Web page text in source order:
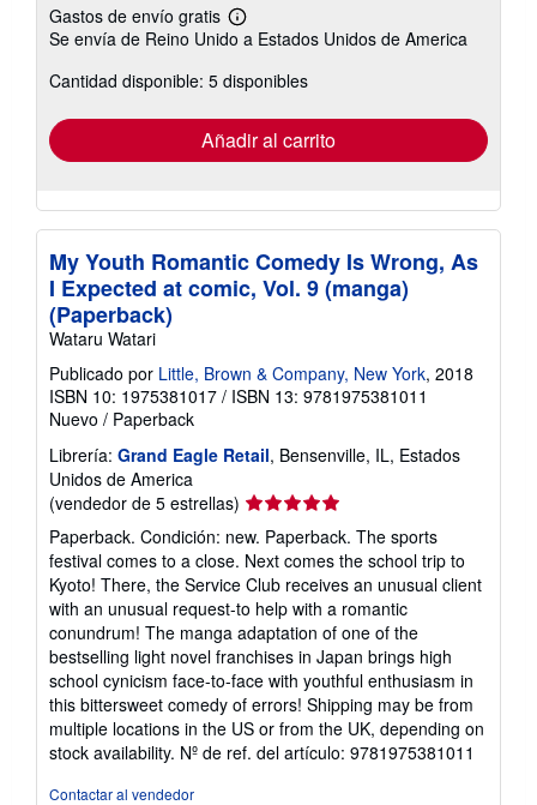
Gastos de envío gratis
Más
información
las
tarifas
envío
Se envía de Reino Unido a Estados Unidos de America
Cantidad disponible: 5 disponibles
Añadir al carrito
My Youth Romantic Comedy Is Wrong, As
I Expected at comic, Vol. 9 (manga)
(Paperback)
Wataru Watari
Publicado por Little, Brown & Company, New York, 2018
ISBN 10: 1975381017 / ISBN 13: 9781975381011
Nuevo / Paperback
Librería: Grand Eagle Retail, Bensenville, IL, Estados
Unidos de America
(vendedor de 5 estrellas) Calificación
vendedor:
5
de
5
estrellas
Paperback. Condición: new. Paperback. The sports
festival comes to a close. Next comes the school trip to
Kyoto! There, the Service Club receives an unusual client
with an unusual request-to help with a romantic
conundrum! The manga adaptation of one of the
bestselling light novel franchises in Japan brings high
school cynicism face-to-face with youthful enthusiasm in
this bittersweet comedy of errors! Shipping may be from
multiple locations in the US or from the UK, depending on
stock availability. Nº de ref. del artículo: 9781975381011
Contactar al vendedor